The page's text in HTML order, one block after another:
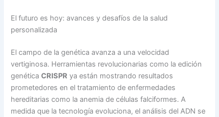
El futuro es hoy: avances y desafíos de la salud
personalizada
El campo de la genética avanza a una velocidad
vertiginosa. Herramientas revolucionarias como la edición
genéticaCRISPR ya están mostrando resultados
prometedores en el tratamiento de enfermedades
hereditarias como la anemia de células falciformes. A
medida que la tecnología evoluciona, el análisis del ADN se